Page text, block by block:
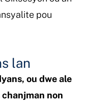
pou
lan
ou dwe ale
non